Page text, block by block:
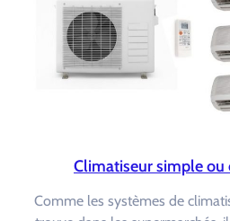
Climatiseur simple ou
Comme les systèmes de